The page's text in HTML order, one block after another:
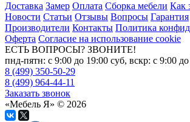
Доставка Замер Оплата Сборка мебели Как
Новости Статьи Отзывы Вопросы Гарантия
Производители Контакты Политика
Оферта Согласие на использование cookie
ЕСТЬ ВОПРОСЫ? ЗВОНИТЕ!
пнд-пятн: с 9:00 до 19:00 суб, вскр: с 9:00
8 (499) 350-50-29
8 (499) 964-44-11
Заказать звонок
«Мебель Я» © 2026